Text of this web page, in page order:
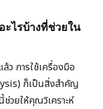
ะไรบ้างที่ช่วยใน
ว การใช้เครื่องมือ
ก็เป็นสิ่งสำคัญ
วยให้คุณวิเคราะห์